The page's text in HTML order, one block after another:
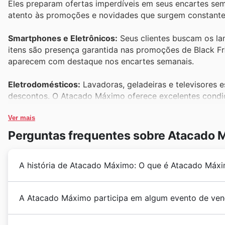
Eles preparam ofertas imperdíveis em seus encartes
atento às promoções e novidades que surgem
Smartphones e Eletrônicos: Seus clientes buscam os
itens são presença garantida nas promoções de Black
aparecem com destaque nos encartes semanais.
Eletrodomésticos: Lavadoras, geladeiras e televisores
descontos. O Atacado Máximo oferece excelentes
Móveis:Renovar a casa é um desejo comum, e os
disponibiliza opções variadas com preços atrativos,
Vestuário:Roupas para toda a família são um item de
Brinquedos:Em preparação para as festas de fim de
Ver mais
Perguntas frequentes sobre Atacado
A história de Atacado Máximo: O que é Atacado
setor de supermercados. Desde sua fundação, a
diferenciada, pautada na qualidade e na variedade
A Atacado Máximo participa em algum evento de